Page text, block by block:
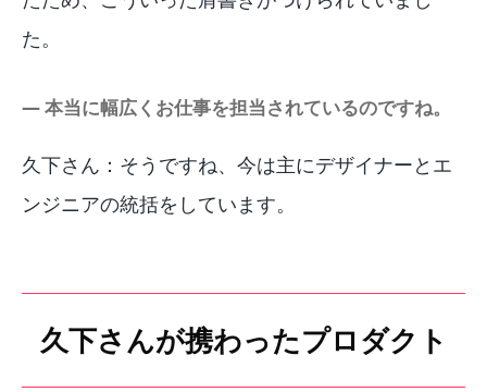
た。
― 本当に幅広くお仕事を担当されているのですね。
久下さん：そうですね、今は主にデザイナーとエ
ンジニアの統括をしています。
久下さんが携わったプロダクト